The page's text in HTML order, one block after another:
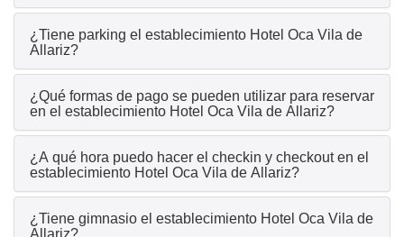
¿Tiene parking el establecimiento Hotel Oca Vila de
Allariz?
¿Qué formas de pago se pueden utilizar para reservar
en el establecimiento Hotel Oca Vila de Allariz?
¿A qué hora puedo hacer el checkin y checkout en el
establecimiento Hotel Oca Vila de Allariz?
¿Tiene gimnasio el establecimiento Hotel Oca Vila de